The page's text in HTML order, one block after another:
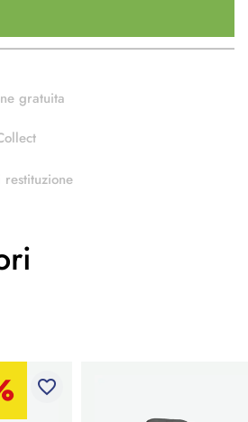
gratuita
favorite_border